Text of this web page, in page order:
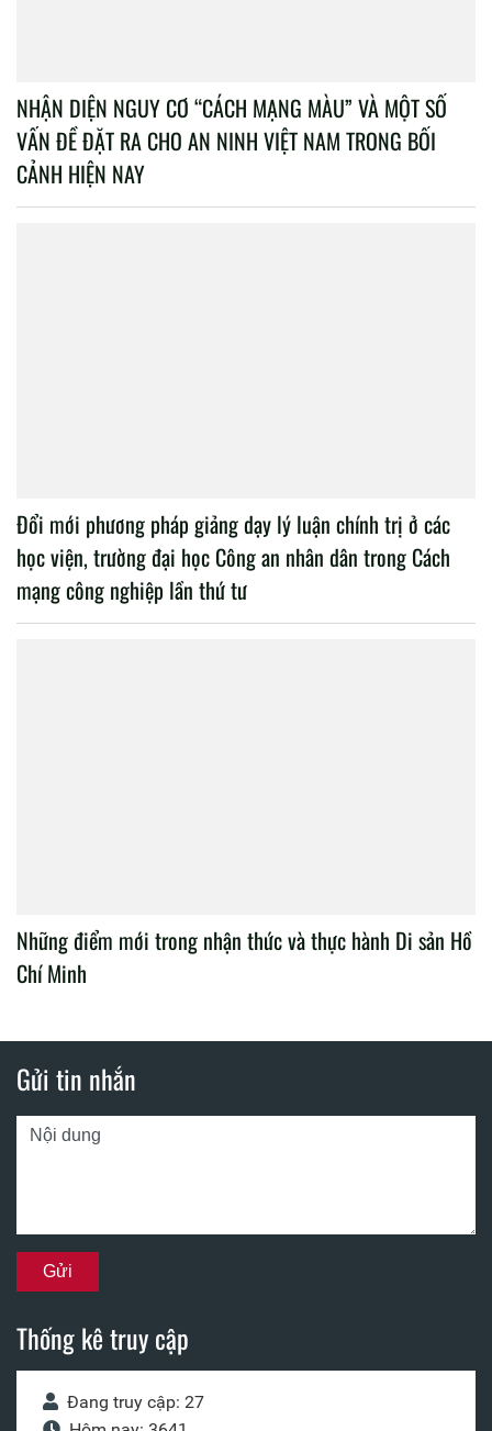
NHẬN DIỆN NGUY CƠ “CÁCH MẠNG MÀU” VÀ MỘT SỐ
VẤN ĐỀ ĐẶT RA CHO AN NINH VIỆT NAM TRONG BỐI
CẢNH HIỆN NAY
Đổi mới phương pháp giảng dạy lý luận chính trị ở các
học viện, trường đại học Công an nhân dân trong Cách
mạng công nghiệp lần thứ tư
Những điểm mới trong nhận thức và thực hành Di sản Hồ
Chí Minh
Gửi tin nhắn
Thống kê truy cập
Đang truy cập: 27